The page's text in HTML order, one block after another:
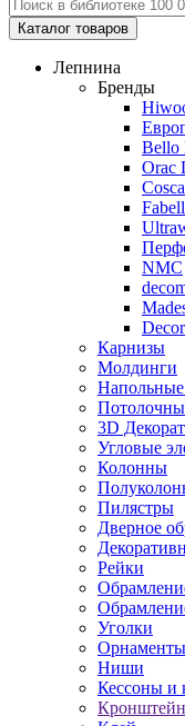
Каталог товаров
Лепнина
Бренды
Bello
Orac
Cosca
NMC
Карнизы
Молдинги
3D
Угловые
Колонны
Пилястры
Дверное
Рейки
Уголки
Орнаменты
Ниши
Кессоны и